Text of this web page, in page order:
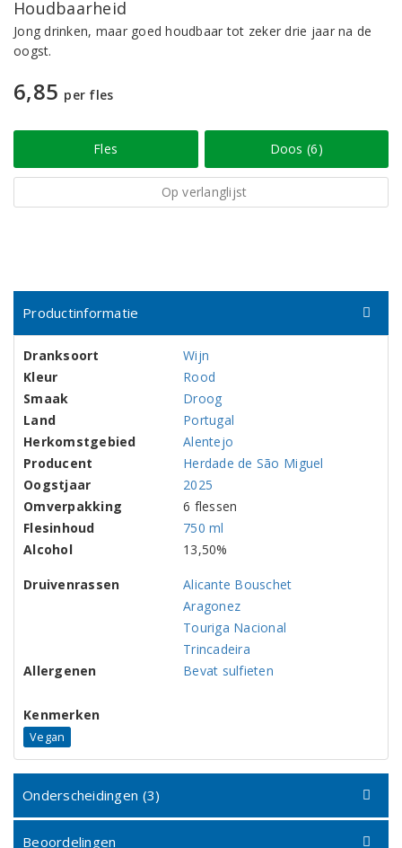
Houdbaarheid
Jong drinken, maar goed houdbaar tot zeker drie jaar na de
oogst.
6,85 per fles
Fles Doos (6)
Op verlanglijst
Productinformatie
Dranksoort
Wijn
Kleur
Rood
Smaak
Droog
Land
Portugal
Herkomstgebied
Alentejo
Producent
Herdade de São Miguel
Oogstjaar
2025
Omverpakking
6 flessen
Flesinhoud
750 ml
Alcohol
13,50%
Druivenrassen
Alicante Bouschet
Aragonez
Touriga Nacional
Trincadeira
Allergenen
Bevat sulfieten
Kenmerken
Vegan
Onderscheidingen (3)
Beoordelingen